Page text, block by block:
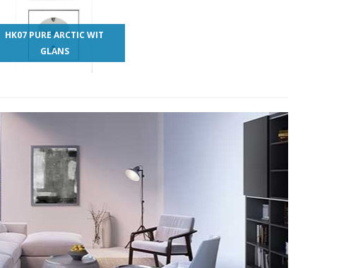
HK07 PURE ARCTIC WIT
GLANS